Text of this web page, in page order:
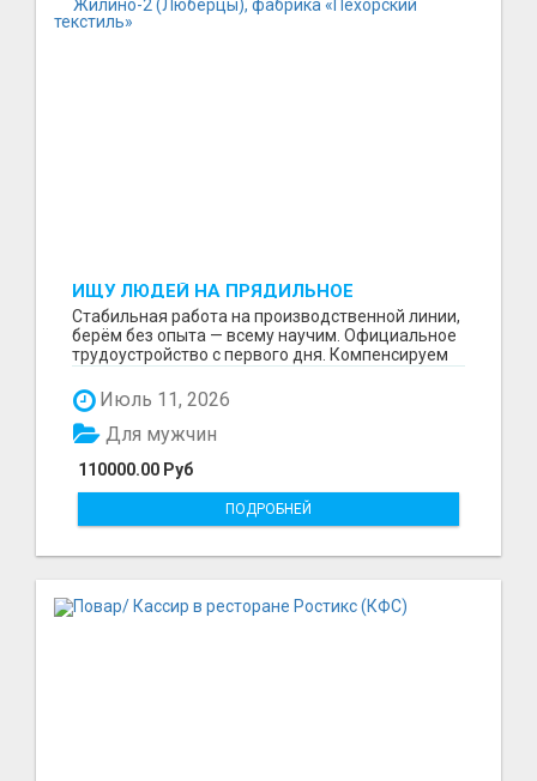
ИЩУ ЛЮДЕЙ НА ПРЯДИЛЬНОЕ
ПРОИЗВОДСТВО В ЖИЛИНО-2
(ЛЮБЕРЦЫ), ФАБРИКА «ПЕХОРСКИЙ
ТЕКСТИЛЬ»
Стабильная работа на производственной линии,
берём без опыта — всему научим. Официальное
трудоустройство с первого дня. Компенсируем
Июль 11, 2026
110000.00 Руб
Для мужчин
ПОДРОБНЕЙ